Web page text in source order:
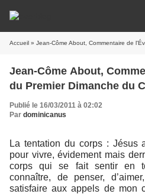
Accueil » Jean-Côme About, Commentaire de
Jean-Côme About,
du Premier Dimanche du
Publié le 16/03/2011 à 02:02
Par dominicanus
La tentation du corps : Jésus
pour vivre, évidement mais
corps qui se fait sentir en
connaître, de penser,
satisfaire aux appels de mon